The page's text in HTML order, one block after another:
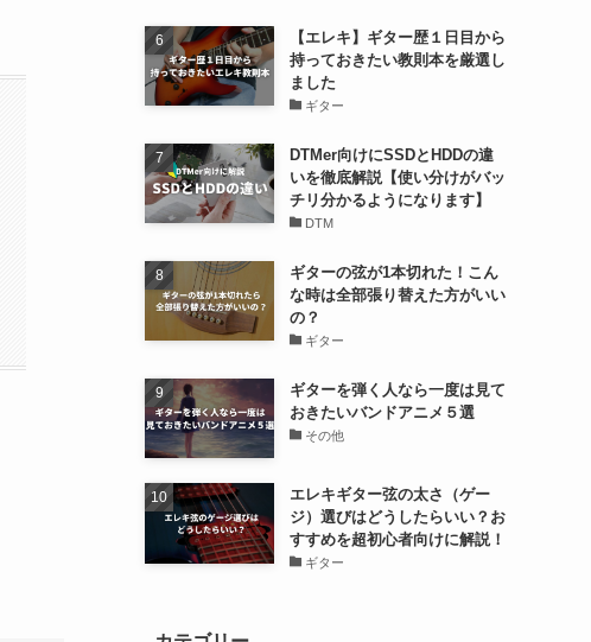
【エレキ】ギター歴１日目から
持っておきたい教則本を厳選し
ました
ギター
DTMer向けにSSDとHDDの違
いを徹底解説【使い分けがバッ
チリ分かるようになります】
DTM
ギターの弦が1本切れた！こん
な時は全部張り替えた方がいい
の？
ギター
ギターを弾く人なら一度は見て
おきたいバンドアニメ５選
その他
エレキギター弦の太さ（ゲー
ジ）選びはどうしたらいい？お
すすめを超初心者向けに解説！
ギター